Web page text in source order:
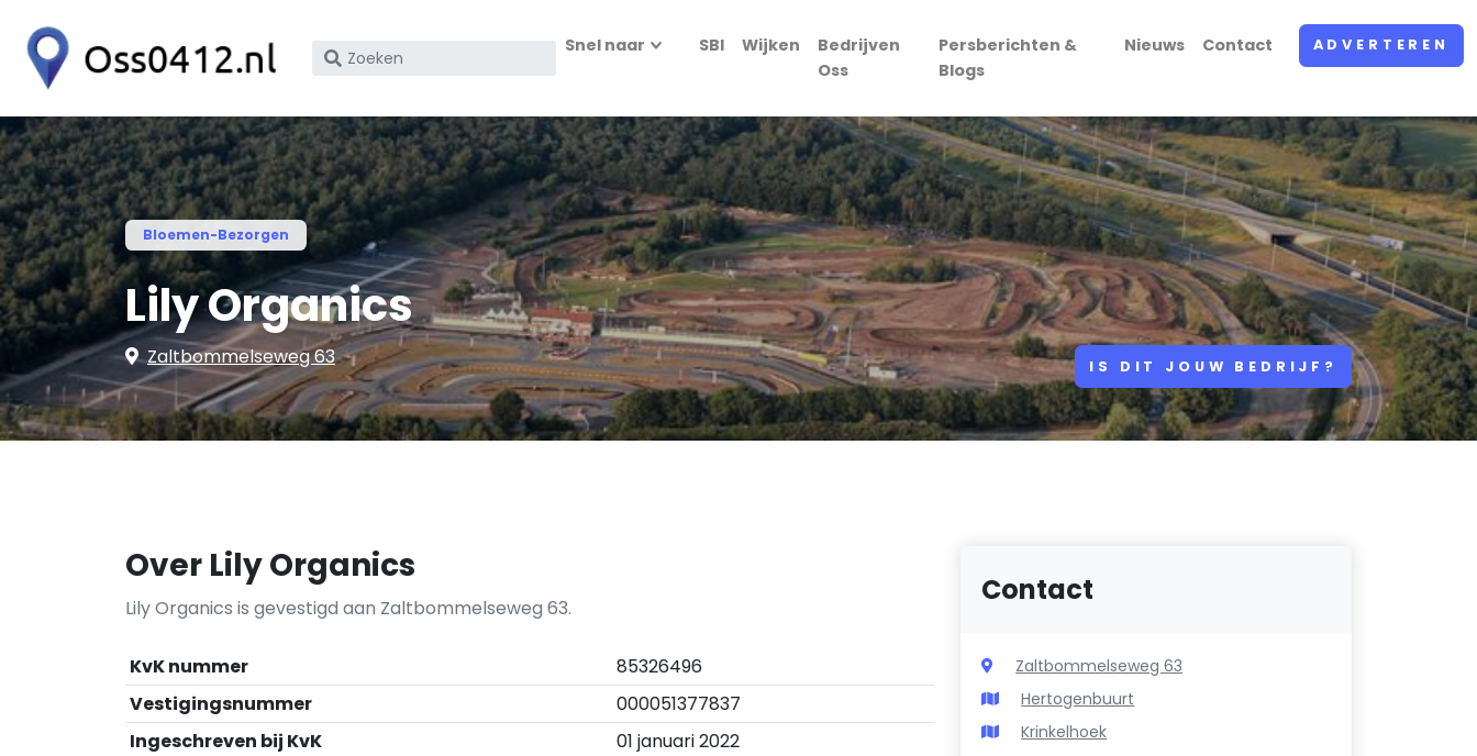
Zoek
bedrijfsnaam
of
KvK
nummer
Snel naar SBI Wijken
Bedrijven
Oss
Persberichten &
Blogs
Nieuws Contact ADVERTEREN
Bloemen-Bezorgen
Lily Organics
Zaltbommelseweg 63 IS DIT JOUW BEDRIJF?
Over Lily Organics
Lily Organics is gevestigd aan Zaltbommelseweg 63.
KvK nummer
85326496
Vestigingsnummer
000051377837
Ingeschreven bij KvK
01 januari 2022
Contact
Zaltbommelseweg 63
Hertogenbuurt
Krinkelhoek